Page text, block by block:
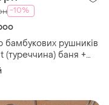
-10%
бамбукових рушників
(туреччина) баня +